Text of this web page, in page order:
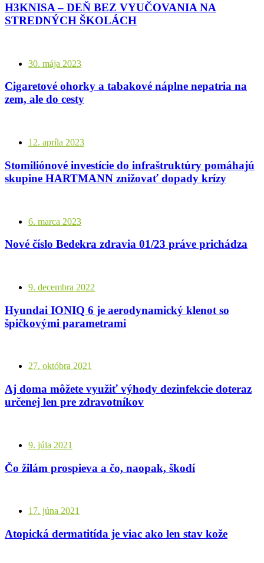
H3KNISA – DEŇ BEZ VYUČOVANIA NA
STREDNÝCH ŠKOLÁCH
30. mája 2023
Cigaretové ohorky a tabakové náplne nepatria na
zem, ale do cesty
12. apríla 2023
Stomiliónové investície do infraštruktúry pomáhajú
skupine HARTMANN znižovať dopady krízy
6. marca 2023
Nové číslo Bedekra zdravia 01/23 práve prichádza
9. decembra 2022
Hyundai IONIQ 6 je aerodynamický klenot so
špičkovými parametrami
27. októbra 2021
Aj doma môžete využiť výhody dezinfekcie doteraz
určenej len pre zdravotníkov
9. júla 2021
Čo žilám prospieva a čo, naopak, škodí
17. júna 2021
Atopická dermatitída je viac ako len stav kože